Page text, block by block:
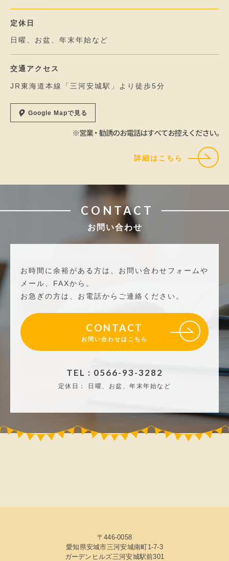
定休日
日曜、お盆、年末年始など
交通アクセス
JR東海道本線「三河安城駅」より徒歩5分
Google Mapで見る
詳細はこちら
CONTACT
お問い合わせ
お時間に余裕がある方は、お問い合わせフォームや
メール、FAXから。
お急ぎの方は、お電話からご連絡ください。
CONTACT
お問い合わせはこちら
TEL : 0566-93-3282
定休日： 日曜、お盆、年末年始など
〒446-0058
愛知県安城市三河安城南町1-7-3
ガーデンヒルズ三河安城駅前301